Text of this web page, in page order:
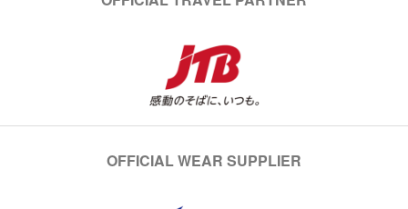
OFFICIAL WEAR SUPPLIER